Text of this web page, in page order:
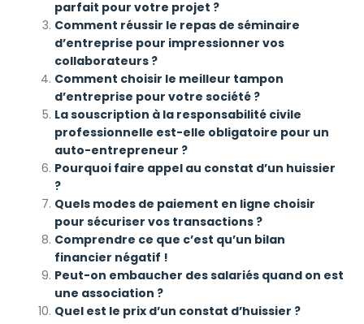
parfait pour votre projet ?
Comment réussir le repas de séminaire
d’entreprise pour impressionner vos
collaborateurs ?
Comment choisir le meilleur tampon
d’entreprise pour votre société ?
La souscription à la responsabilité civile
professionnelle est-elle obligatoire pour un
auto-entrepreneur ?
Pourquoi faire appel au constat d’un huissier
?
Quels modes de paiement en ligne choisir
pour sécuriser vos transactions ?
Comprendre ce que c’est qu’un bilan
financier négatif !
Peut-on embaucher des salariés quand on est
une association ?
Quel est le prix d’un constat d’huissier ?